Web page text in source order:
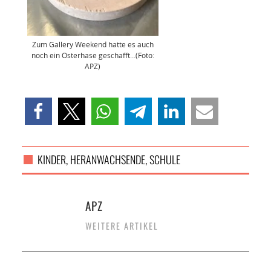
Zum Gallery Weekend hatte es auch
noch ein Osterhase geschafft…(Foto:
APZ)
KINDER, HERANWACHSENDE, SCHULE
APZ
WEITERE ARTIKEL